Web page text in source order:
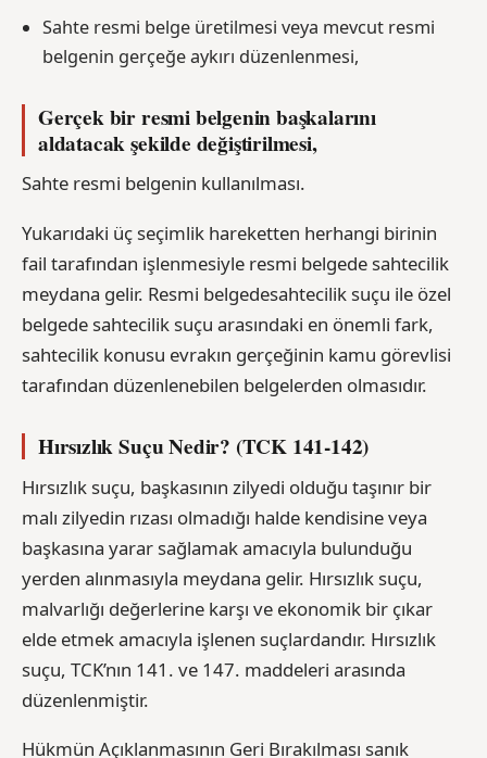
Sahte resmi belge üretilmesi veya mevcut resmi
belgenin gerçeğe aykırı düzenlenmesi,
Gerçek bir resmi belgenin başkalarını
aldatacak şekilde değiştirilmesi,
Sahte resmi belgenin kullanılması.
Yukarıdaki üç seçimlik hareketten herhangi birinin
fail tarafından işlenmesiyle resmi belgede sahtecilik
meydana gelir. Resmi belgedesahtecilik suçu ile özel
belgede sahtecilik suçu arasındaki en önemli fark,
sahtecilik konusu evrakın gerçeğinin kamu görevlisi
tarafından düzenlenebilen belgelerden olmasıdır.
Hırsızlık Suçu Nedir? (TCK 141-142)
Hırsızlık suçu, başkasının zilyedi olduğu taşınır bir
malı zilyedin rızası olmadığı halde kendisine veya
başkasına yarar sağlamak amacıyla bulunduğu
yerden alınmasıyla meydana gelir. Hırsızlık suçu,
malvarlığı değerlerine karşı ve ekonomik bir çıkar
elde etmek amacıyla işlenen suçlardandır. Hırsızlık
suçu, TCK’nın 141. ve 147. maddeleri arasında
düzenlenmiştir.
Hükmün Açıklanmasının Geri Bırakılması sanık